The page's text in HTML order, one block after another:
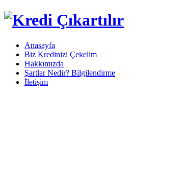
Anasayfa
Biz Kredinizi Çekelim
Hakkımızda
Şartlar Nedir? Bilgilendirme
İletişim